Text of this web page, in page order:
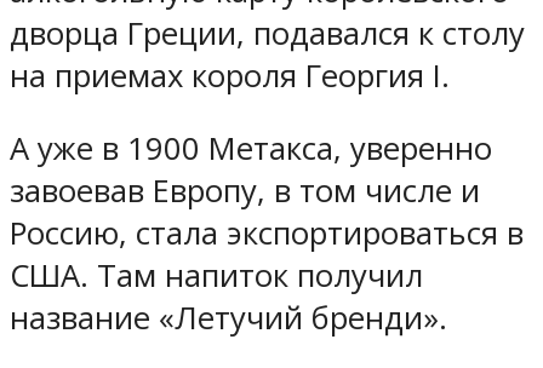
дворца Греции, подавался к столу
на приемах короля Георгия I.
А уже в 1900 Метакса, уверенно
завоевав Европу, в том числе и
Россию, стала экспортироваться в
США. Там напиток получил
название «Летучий бренди».